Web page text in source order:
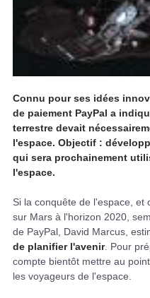
Connu pour ses idées
de paiement PayPal a
terrestre devait
l'espace. Objectif :
qui sera prochainement
l'espace.
Si la conquête de l'espace, et
sur Mars à l'horizon 2020,
de PayPal, David Marcus,
de planifier l'avenir. Pour
compte bientôt mettre au
les voyageurs de l'espace.